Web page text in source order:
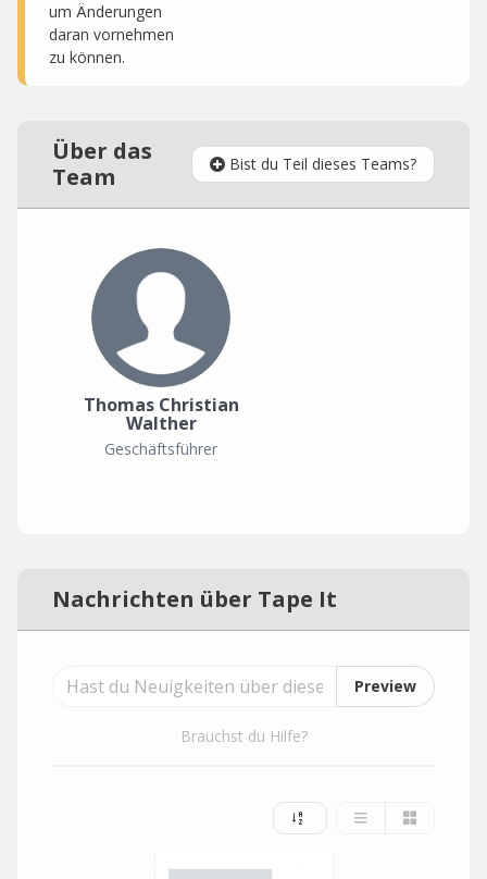
um Änderungen
daran vornehmen
zu können.
Über das
Team
Bist du Teil dieses Teams?
Thomas Christian
Walther
Geschäftsführer
Nachrichten über Tape It
Preview
Brauchst du Hilfe?